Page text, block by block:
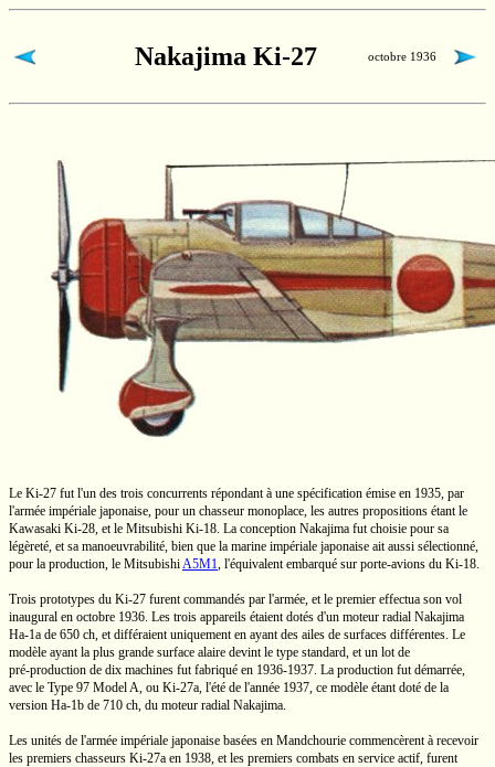
Nakajima Ki-27 octobre 1936
Le Ki-27 fut l'un des trois concurrents répondant à une spécification émise en 1935, par
l'armée impériale japonaise, pour un chasseur monoplace, les autres propositions étant le
Kawasaki Ki-28, et le Mitsubishi Ki-18. La conception Nakajima fut choisie pour sa
légèreté, et sa manoeuvrabilité, bien que la marine impériale japonaise ait aussi sélectionné,
pour la production, le MitsubishiA5M1, l'équivalent embarqué sur porte-avions du Ki-18.
Trois prototypes du Ki-27 furent commandés par l'armée, et le premier effectua son vol
inaugural en octobre 1936. Les trois appareils étaient dotés d'un moteur radial Nakajima
Ha-1a de 650 ch, et différaient uniquement en ayant des ailes de surfaces différentes. Le
modèle ayant la plus grande surface alaire devint le type standard, et un lot de
pré-production de dix machines fut fabriqué en 1936-1937. La production fut démarrée,
avec le Type 97 Model A, ou Ki-27a, l'été de l'année 1937, ce modèle étant doté de la
version Ha-1b de 710 ch, du moteur radial Nakajima.
Les unités de l'armée impériale japonaise basées en Mandchourie commencèrent à recevoir
les premiers chasseurs Ki-27a en 1938, et les premiers combats en service actif, furent